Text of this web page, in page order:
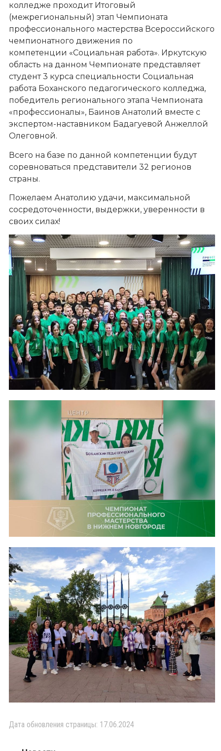
колледже проходит Итоговый
(межрегиональный) этап Чемпионата
профессионального мастерства Всероссийского
чемпионатного движения по
компетенции «Социальная работа». Иркутскую
область на данном Чемпионате представляет
студент 3 курса специальности Социальная
работа Боханского педагогического колледжа,
победитель регионального этапа Чемпионата
«профессионалы», Баинов Анатолий вместе с
экспертом-наставником Бадагуевой Анжеллой
Олеговной.
Всего на базе по данной компетенции будут
соревноваться представители 32 регионов
страны.
Пожелаем Анатолию удачи, максимальной
сосредоточенности, выдержки, уверенности в
своих силах!
Дата обновления страницы: 17.06.2024